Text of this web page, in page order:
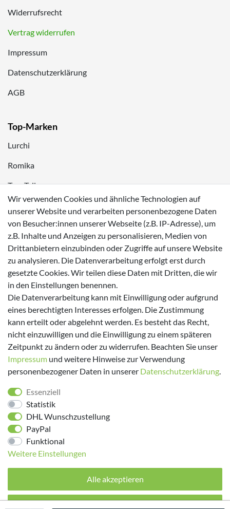
Widerrufsrecht
Vertrag widerrufen
Impressum
Datenschutzerklärung
AGB
Top-Marken
Lurchi
Romika
Tom Tailor
Zahlungsmöglichkeiten
Versanddienstleister
Folge uns!
© 2026 made by Supremo | Alle Rechte vorbehalten.
Wir verwenden Cookies und ähnliche Technologien auf
unserer Website und verarbeiten personenbezogene Daten
von Besucher:innen unserer Webseite (z.B. IP-Adresse), um
z.B. Inhalte und Anzeigen zu personalisieren, Medien von
Drittanbietern einzubinden oder Zugriffe auf unsere Website
zu analysieren. Die Datenverarbeitung erfolgt erst durch
gesetzte Cookies. Wir teilen diese Daten mit Dritten, die wir
in den Einstellungen benennen.
Die Datenverarbeitung kann mit Einwilligung oder aufgrund
eines berechtigten Interesses erfolgen. Die Zustimmung
kann erteilt oder abgelehnt werden. Es besteht das Recht,
nicht einzuwilligen und die Einwilligung zu einem späteren
Zeitpunkt zu ändern oder zu widerrufen. Beachten Sie unser
Impressum und weitere Hinweise zur Verwendung
personenbezogener Daten in unserer Daten­schutz­erklärung.
Essenziell
Statistik
DHL Wunschzustellung
PayPal
Funktional
Weitere Einstellungen
Alle akzeptieren